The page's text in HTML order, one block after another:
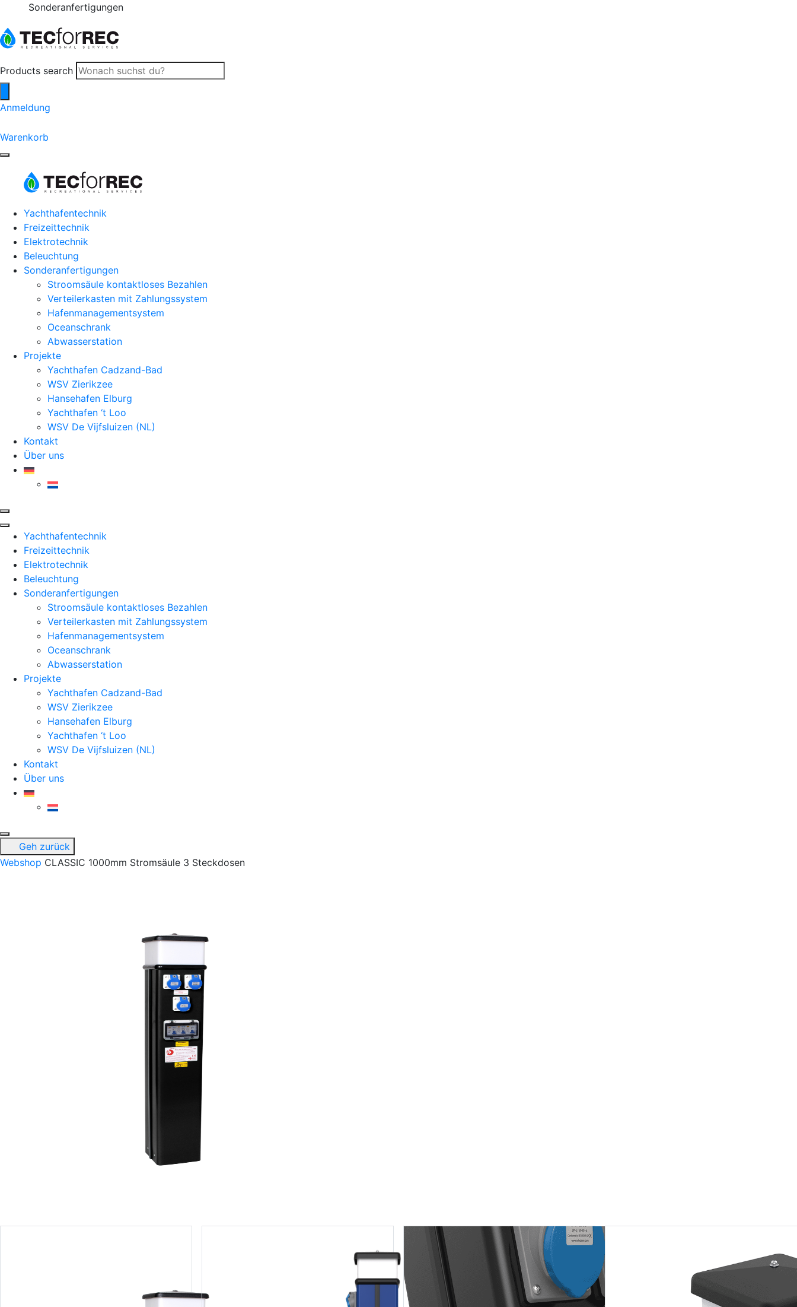
Sonderanfertigungen
Products search
Anmeldung
Warenkorb
Yachthafentechnik
Freizeittechnik
Elektrotechnik
Beleuchtung
Sonderanfertigungen
Stroomsäule kontaktloses Bezahlen
Verteilerkasten mit Zahlungssystem
Hafenmanagementsystem
Oceanschrank
Abwasserstation
Projekte
Yachthafen Cadzand-Bad
WSV Zierikzee
Hansehafen Elburg
Yachthafen ‘t Loo
WSV De Vijfsluizen (NL)
Kontakt
Über uns
Yachthafentechnik
Freizeittechnik
Elektrotechnik
Beleuchtung
Sonderanfertigungen
Stroomsäule kontaktloses Bezahlen
Verteilerkasten mit Zahlungssystem
Hafenmanagementsystem
Oceanschrank
Abwasserstation
Projekte
Yachthafen Cadzand-Bad
WSV Zierikzee
Hansehafen Elburg
Yachthafen ‘t Loo
WSV De Vijfsluizen (NL)
Kontakt
Über uns
Geh zurück
Webshop CLASSIC 1000mm Stromsäule 3 Steckdosen